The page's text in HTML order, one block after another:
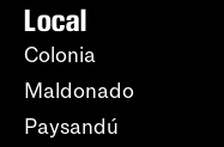
Local
Colonia
Maldonado
Paysandú